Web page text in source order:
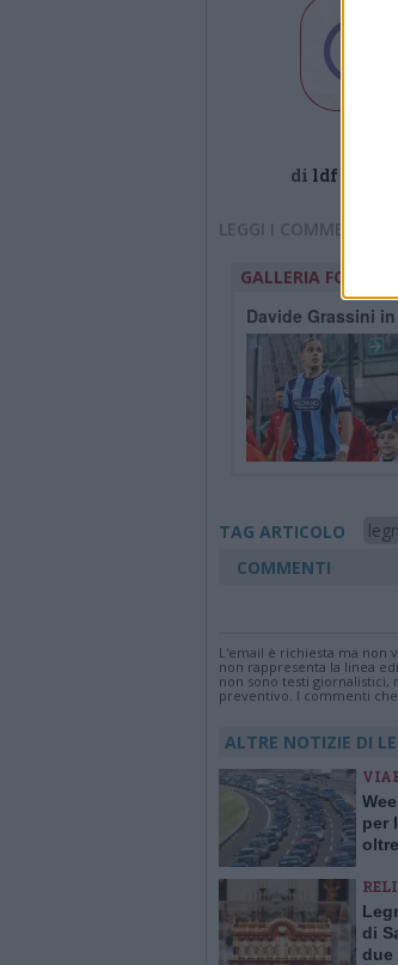
di ldf
LEGGI I COMMENTI
GALLERIA
Davide Grassini
TAG ARTICOLO
COMMENTI
L'email è richiesta ma non
non rappresenta la linea
non sono testi giornalistici,
preventivo. I commenti
ALTRE NOTIZIE DI
per
di
due